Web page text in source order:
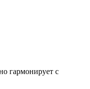
гармонирует с